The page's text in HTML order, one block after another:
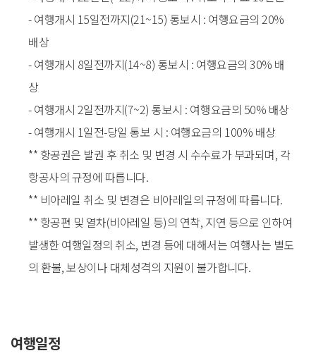
- 여행개시 15일전까지(21~15) 통보시 : 여행요금의 20%
배상
- 여행개시 8일전까지(14~8) 통보시 : 여행요금의 30% 배
상
- 여행개시 2일전까지(7~2) 통보시 : 여행요금의 50% 배상
- 여행개시 1일전-당일 통보 시 : 여행요금의 100% 배상
** 항공권은 발권 후 취소 및 변경 시 수수료가 부과되며, 각
항공사의 규정에 따릅니다.
** 비아레일 취소 및 변경은 비아레일의 규정에 따릅니다.
** 항공편 및 열차(비아레일 등)의 연착, 지연 등으로 인하여
발생한 여행일정의 취소, 변경 등에 대해서는 여행사는 별도
의 환불, 보상이나 대체성격의 지원이 불가합니다.
여행일정